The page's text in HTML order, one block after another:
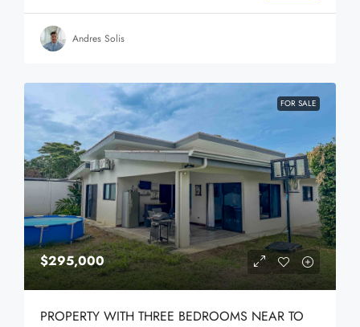
Andres Solis
FOR SALE
$295,000
PROPERTY WITH THREE BEDROOMS NEAR TO